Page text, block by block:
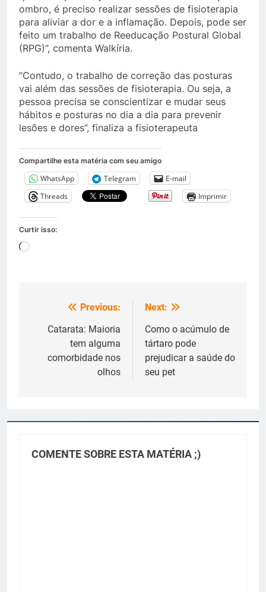
ombro, é preciso realizar sessões de fisioterapia
para aliviar a dor e a inflamação. Depois, pode ser
feito um trabalho de Reeducação Postural Global
(RPG)”, comenta Walkíria.
“Contudo, o trabalho de correção das posturas
vai além das sessões de fisioterapia. Ou seja, a
pessoa precisa se conscientizar e mudar seus
hábitos e posturas no dia a dia para prevenir
lesões e dores”, finaliza a fisioterapeuta
Compartilhe esta matéria com seu amigo
WhatsApp Telegram
E-mail
Threads
Imprimir
Curtir isso:
Carregando...
Navegação
Post
Previous:
Catarata: Maioria
tem alguma
comorbidade nos
olhos
Next:
Como o acúmulo de
tártaro pode
prejudicar a saúde do
seu pet
COMENTE SOBRE ESTA MATÉRIA ;)